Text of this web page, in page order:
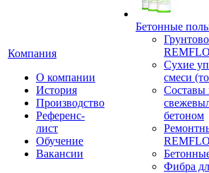
Компания
О компании
История
Производство
Референс-
лист
Обучение
Вакансии
Бетонные
Сухие
смеси
Составы
бетоном
Фибра